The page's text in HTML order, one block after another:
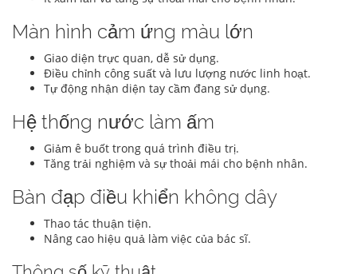
Màn hình cảm ứng màu lớn
Giao diện trực quan, dễ sử dụng.
Điều chỉnh công suất và lưu lượng nước linh hoạt.
Tự động nhận diện tay cầm đang sử dụng.
Hệ thống nước làm ấm
Giảm ê buốt trong quá trình điều trị.
Tăng trải nghiệm và sự thoải mái cho bệnh nhân.
Bàn đạp điều khiển không dây
Thao tác thuận tiện.
Nâng cao hiệu quả làm việc của bác sĩ.